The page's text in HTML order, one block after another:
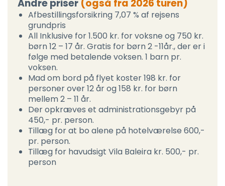
Andre priser (også fra 2026 turen)
Afbestillingsforsikring 7,07 % af rejsens
grundpris
All Inklusive for 1.500 kr. for voksne og 750 kr.
børn 12 – 17 år. Gratis for børn 2 -11år., der er i
følge med betalende voksen. 1 barn pr.
voksen.
Mad om bord på flyet koster 198 kr. for
personer over 12 år og 158 kr. for børn
mellem 2 – 11 år.
Der opkræves et administrationsgebyr på
450,- pr. person.
Tillæg for at bo alene på hotelværelse 600,-
pr. person.
Tillæg for havudsigt Vila Baleira kr. 500,- pr.
person